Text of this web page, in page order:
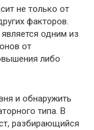
не только от
факторов.
одним из
от
либо
и обнаружить
типа. В
разбирающийся